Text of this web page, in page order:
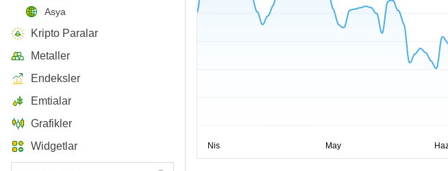
Asya
Kripto Paralar
Metaller
Endeksler
Emtialar
Grafikler
Widgetlar